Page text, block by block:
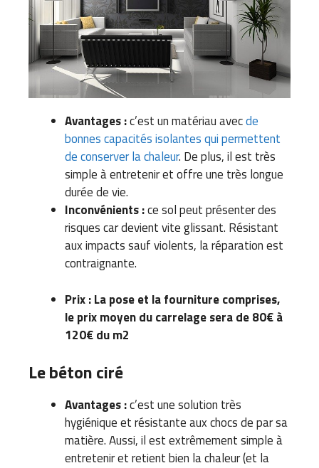
Avantages :c’est un matériau avecde
bonnes capacités isolantes qui permettent
de conserver la chaleur. De plus, il est très
simple à entretenir et offre une très longue
durée de vie.
Inconvénients :ce sol peut présenter des
risques car devient vite glissant. Résistant
aux impacts sauf violents, la réparation est
contraignante.
Prix : La pose et la fourniture comprises,
le prix moyen du carrelage sera de 80€ à
120€ du m2
Le béton ciré
Avantages :c’est une solution très
hygiénique et résistante aux chocs de par sa
matière. Aussi, il est extrêmement simple à
entretenir et retient bien la chaleur (et la